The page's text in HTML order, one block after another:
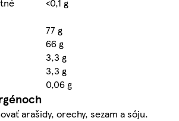
77 g
66 g
3,3 g
3,3 g
0,06 g
arašidy, orechy, sezam a sóju.